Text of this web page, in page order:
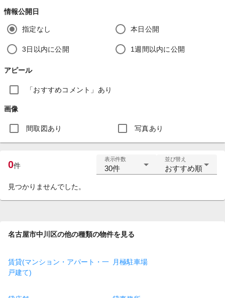
情報公開日
指定なし 本日公開
3日以内に公開 1週間以内に公開
アピール
「おすすめコメント」あり
画像
間取図あり 写真あり
0件
表示件数
30件
並び替え
おすすめ順
見つかりませんでした。
名古屋市中川区の他の種類の物件を見る
賃貸(マンション・アパート・一
戸建て)
月極駐車場